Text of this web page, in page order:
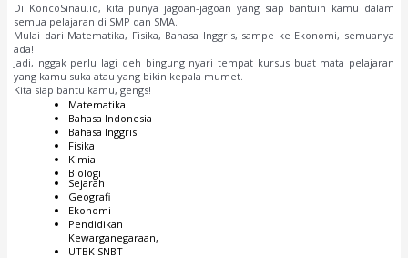
Di KoncoSinau.id, kita punya jagoan-jagoan yang siap bantuin kamu dalam
semua pelajaran di SMP dan SMA.
Mulai dari Matematika, Fisika, Bahasa Inggris, sampe ke Ekonomi, semuanya
ada!
Jadi, nggak perlu lagi deh bingung nyari tempat kursus buat mata pelajaran
yang kamu suka atau yang bikin kepala mumet.
Kita siap bantu kamu, gengs!
Matematika
Bahasa Indonesia
Bahasa Inggris
Fisika
Kimia
Biologi
Sejarah
Geografi
Ekonomi
Pendidikan
Kewarganegaraan,
UTBK SNBT